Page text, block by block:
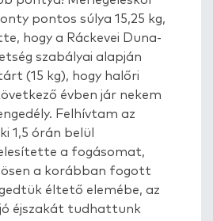
pontos súlya 15,25 kg,
hogy a Ráckevei Duna-
szabályai alapján
(15 kg), hogy halőri
évben jár nekem
Felhívtam az
1,5 órán belül
a fogásomat,
a korábban fogott
éltető elemébe, az
jó éjszakát tudhattunk